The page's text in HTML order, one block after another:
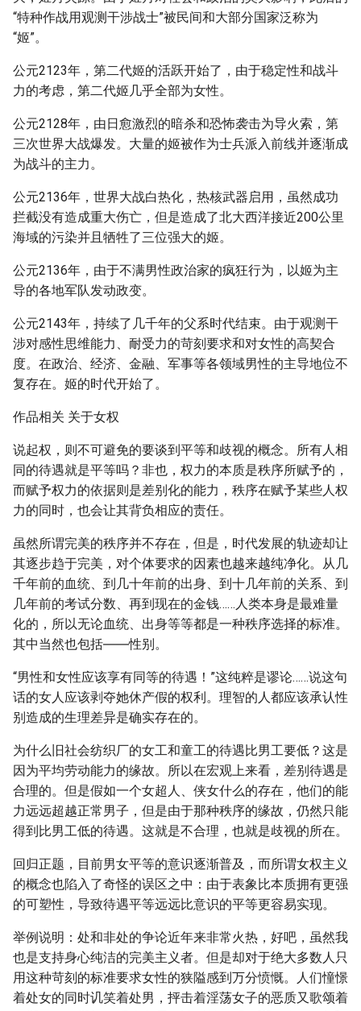
“特种作战用观测干涉战士”被民间和大部分国家泛称为
“姬”。
公元2123年，第二代姬的活跃开始了，由于稳定性和战斗
力的考虑，第二代姬几乎全部为女性。
公元2128年，由日愈激烈的暗杀和恐怖袭击为导火索，第
三次世界大战爆发。大量的姬被作为士兵派入前线并逐渐成
为战斗的主力。
公元2136年，世界大战白热化，热核武器启用，虽然成功
拦截没有造成重大伤亡，但是造成了北大西洋接近200公里
海域的污染并且牺牲了三位强大的姬。
公元2136年，由于不满男性政治家的疯狂行为，以姬为主
导的各地军队发动政变。
公元2143年，持续了几千年的父系时代结束。由于观测干
涉对感性思维能力、耐受力的苛刻要求和对女性的高契合
度。在政治、经济、金融、军事等各领域男性的主导地位不
复存在。姬的时代开始了。
作品相关 关于女权
说起权，则不可避免的要谈到平等和歧视的概念。所有人相
同的待遇就是平等吗？非也，权力的本质是秩序所赋予的，
而赋予权力的依据则是差别化的能力，秩序在赋予某些人权
力的同时，也会让其背负相应的责任。
虽然所谓完美的秩序并不存在，但是，时代发展的轨迹却让
其逐步趋于完美，对个体要求的因素也越来越纯净化。从几
千年前的血统、到几十年前的出身、到十几年前的关系、到
几年前的考试分数、再到现在的金钱……人类本身是最难量
化的，所以无论血统、出身等等都是一种秩序选择的标准。
其中当然也包括――性别。
“男性和女性应该享有同等的待遇！”这纯粹是谬论……说这句
话的女人应该剥夺她休产假的权利。理智的人都应该承认性
别造成的生理差异是确实存在的。
为什么旧社会纺织厂的女工和童工的待遇比男工要低？这是
因为平均劳动能力的缘故。所以在宏观上来看，差别待遇是
合理的。但是假如一个女超人、侠女什么的存在，他们的能
力远远超越正常男子，但是由于那种秩序的缘故，仍然只能
得到比男工低的待遇。这就是不合理，也就是歧视的所在。
回归正题，目前男女平等的意识逐渐普及，而所谓女权主义
的概念也陷入了奇怪的误区之中：由于表象比本质拥有更强
的可塑性，导致待遇平等远远比意识的平等更容易实现。
举例说明：处和非处的争论近年来非常火热，好吧，虽然我
也是支持身心纯洁的完美主义者。但是却对于绝大多数人只
用这种苛刻的标准要求女性的狭隘感到万分愤慨。人们憧憬
着处女的同时讥笑着处男，抨击着淫荡女子的恶质又歌颂着